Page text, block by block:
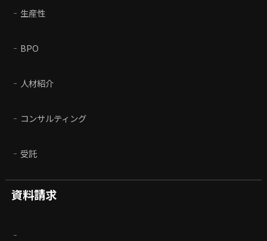
生産性
BPO
人材紹介
コンサルティング
受託
資料請求